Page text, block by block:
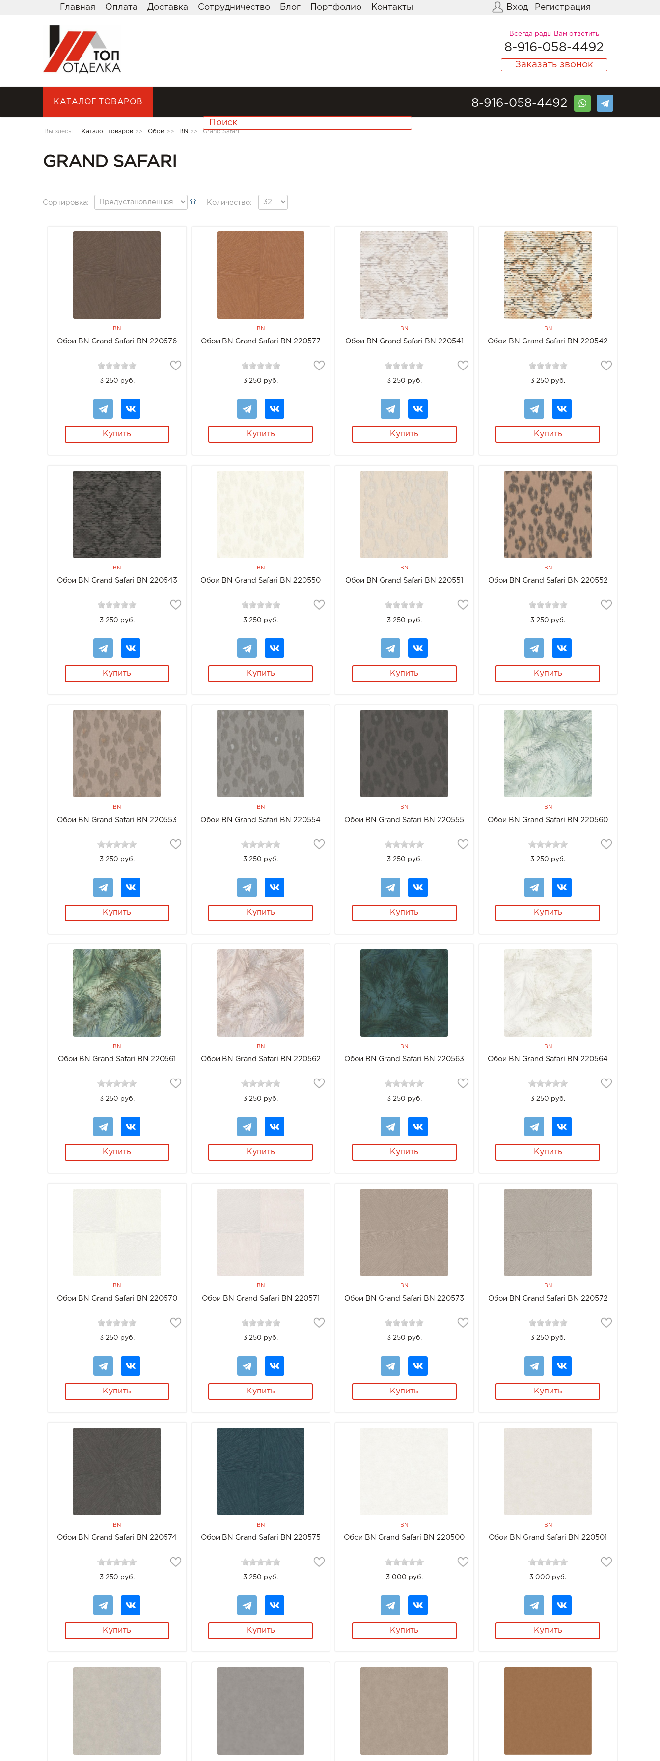
Главная Оплата Доставка Сотрудничество Блог Портфолио Контакты Вход Регистрация
Всегда рады Вам ответить
8-916-058-4492
Заказать звонок
КАТАЛОГ ТОВАРОВ 8-916-058-4492
Вы здесь: Каталог товаров >> Обои >> BN >> Grand Safari
GRAND SAFARI
Сортировка: Количество:
BN
Обои BN Grand Safari BN 220576
3 250 руб.
Купить
BN
Обои BN Grand Safari BN 220577
3 250 руб.
Купить
BN
Обои BN Grand Safari BN 220541
3 250 руб.
Купить
BN
Обои BN Grand Safari BN 220542
3 250 руб.
Купить
BN
Обои BN Grand Safari BN 220543
3 250 руб.
Купить
BN
Обои BN Grand Safari BN 220550
3 250 руб.
Купить
BN
Обои BN Grand Safari BN 220551
3 250 руб.
Купить
BN
Обои BN Grand Safari BN 220552
3 250 руб.
Купить
BN
Обои BN Grand Safari BN 220553
3 250 руб.
Купить
BN
Обои BN Grand Safari BN 220554
3 250 руб.
Купить
BN
Обои BN Grand Safari BN 220555
3 250 руб.
Купить
BN
Обои BN Grand Safari BN 220560
3 250 руб.
Купить
BN
Обои BN Grand Safari BN 220561
3 250 руб.
Купить
BN
Обои BN Grand Safari BN 220562
3 250 руб.
Купить
BN
Обои BN Grand Safari BN 220563
3 250 руб.
Купить
BN
Обои BN Grand Safari BN 220564
3 250 руб.
Купить
BN
Обои BN Grand Safari BN 220570
3 250 руб.
Купить
BN
Обои BN Grand Safari BN 220571
3 250 руб.
Купить
BN
Обои BN Grand Safari BN 220573
3 250 руб.
Купить
BN
Обои BN Grand Safari BN 220572
3 250 руб.
Купить
BN
Обои BN Grand Safari BN 220574
3 250 руб.
Купить
BN
Обои BN Grand Safari BN 220575
3 250 руб.
Купить
BN
Обои BN Grand Safari BN 220500
3 000 руб.
Купить
BN
Обои BN Grand Safari BN 220501
3 000 руб.
Купить